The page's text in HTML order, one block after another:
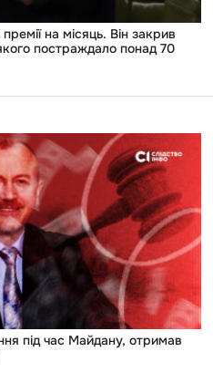
на місяць. Він закрив
постраждало понад 70
під час Майдану, отримав